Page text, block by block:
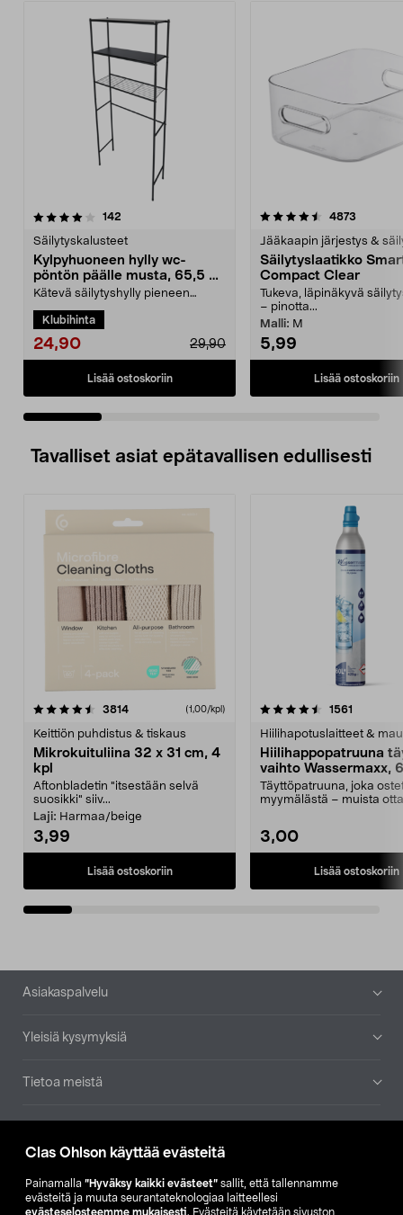
Clas Ohlson käyttää evästeitä
Painamalla ”Hyväksy kaikki evästeet” sallit, että tallennamme
evästeitä ja muuta seurantateknologiaa laitteellesi
evästeselosteemme mukaisesti. Evästeitä käytetään sivuston
142
Säilytyskalusteet
Kylpyhuoneen hylly wc-
pöntön päälle musta, 65,5 x
24 x 163 cm
Kätevä säilytyshylly pieneen
wc-pöntön taaksen tai...
Klubihinta
24,90 29,90
Lisää ostoskoriin
4.5 viidestä
4873
Jääkaapin järjestys &
Säilytyslaatikko
Compact Clear
Tukeva, läpinäkyvä
– pinotta...
Malli: M
5,99
Lisää ostoskoriin
4.5 viidestä
Tavalliset asiat epätavallisen edullisesti
3814arvostelut (1,00/kpl)
Keittiön puhdistus & tiskaus
Mikrokuituliina 32 x 31 cm, 4
kpl
Aftonbladetin "itsestään selvä
suosikki" siiv...
Laji: Harmaa/beige
3,99
Lisää ostoskoriin
4.5viidestä
1561
Hiilihapotuslaitteet &
Hiilihappopatruuna
vaihto Wassermaxx,
Täyttöpatruuna, joka
myymälästä – muista
3,00
Lisää ostoskoriin
4.5viidestä
Alatunniste
Asiakaspalvelu
Yleisiä kysymyksiä
Tietoa meistä